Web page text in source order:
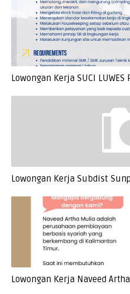
Lowongan Kerja SUCI LUWES
Lowongan Kerja Subdist
Lowongan Kerja Naveed